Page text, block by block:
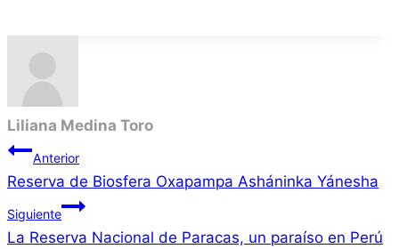
Liliana Medina Toro
Navegación
de
entradas
Anterior
Reserva de Biosfera Oxapampa Asháninka Yánesha
Siguiente
La Reserva Nacional de Paracas, un paraíso en Perú